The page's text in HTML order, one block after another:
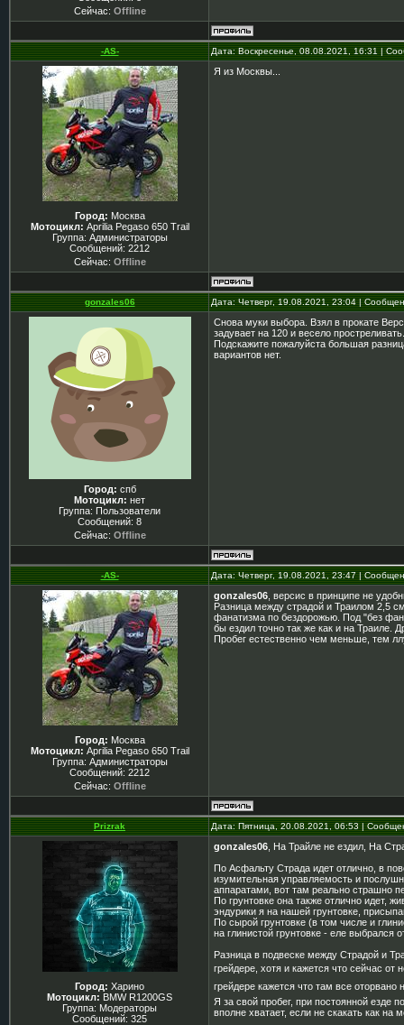
Сейчас: Offline
-AS- Дата: Воскресенье, 08.08.2021, 16:31 |
Город: Москва
Мотоцикл: Aprilia Pegaso 650 Trail
Группа: Администраторы
Сообщений: 2212
Сейчас: Offline
Я из Москвы...
gonzales06 Дата: Четверг, 19.08.2021, 23:04 |
Город: спб
Мотоцикл: нет
Группа: Пользователи
Сообщений: 8
Сейчас: Offline
Снова муки выбора. Взял в прокате
задувает на 120 и весело
Подскажите пожалуйста большая
вариантов нет.
-AS- Дата: Четверг, 19.08.2021, 23:47 |
Город: Москва
Мотоцикл: Aprilia Pegaso 650 Trail
Группа: Администраторы
Сообщений: 2212
Сейчас: Offline
gonzales06 , версис в принципе не
Разница между страдой и Траилом 2,5
фанатизма по бездорожью. Под "без
бы ездил точно так же как и на Траиле.
Пробег естественно чем меньше, тем
Prizrak Дата: Пятница, 20.08.2021, 06:53 |
Город: Харино
Мотоцикл: BMW R1200GS
Группа: Модераторы
Сообщений: 325
gonzales06 , На Трайле не ездил, На
По Асфальту Страда идет отлично, в
изумительная управляемость и
аппаратами, вот там реально страшно
По грунтовке она также отлично идет,
эндурики я на нашей грунтовке,
По сырой грунтовке (в том числе и
на глинистой грунтовке - еле выбрался
Разница в подвеске между Страдой и
грейдере, хотя и кажется что сейчас от
грейдере кажется что там все
Я за свой пробег, при постоянной езде
вполне хватает, если не скакать как на